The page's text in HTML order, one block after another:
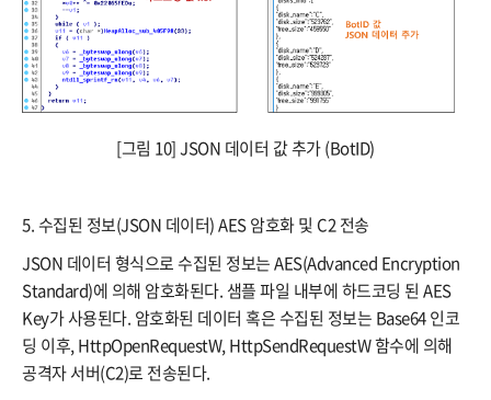
[그림 10] JSON 데이터 값 추가 (BotID)
5. 수집된 정보(JSON 데이터) AES 암호화 및 C2 전송
JSON 데이터 형식으로 수집된 정보는 AES(Advanced Encryption
Standard)에 의해 암호화된다. 샘플 파일 내부에 하드코딩 된 AES
Key가 사용된다. 암호화된 데이터 혹은 수집된 정보는 Base64 인코
딩 이후, HttpOpenRequestW, HttpSendRequestW 함수에 의해
공격자 서버(C2)로 전송된다.